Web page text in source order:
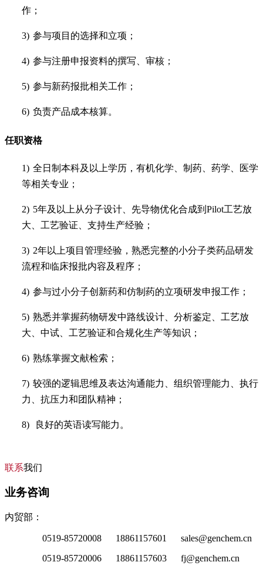
作；
3) 参与项目的选择和立项；
4) 参与注册申报资料的撰写、审核；
5) 参与新药报批相关工作；
6) 负责产品成本核算。
任职资格
1) 全日制本科及以上学历，有机化学、制药、药学、医学
等相关专业；
2) 5年及以上从分子设计、先导物优化合成到 Pilot工艺放
大、工艺验证、支持生产经验；
3) 2年以上项目管理经验，熟悉完整的小分子类药品研发
流程和临床报批内容及程序；
4) 参与过小分子创新药和仿制药的立项研发申报工作；
5) 熟悉并掌握药物研发中路线设计、分析鉴定、工艺放
大、中试、工艺验证和合规化生产等知识；
6) 熟练掌握文献检索；
7) 较强的逻辑思维及表达沟通能力、组织管理能力、执行
力、抗压力和团队精神；
8) 良好的英语读写能力。
联系我们
业务咨询
内贸部：
0519-85720008 18861157601 sales@genchem.cn
0519-85720006 18861157603 fj@genchem.cn